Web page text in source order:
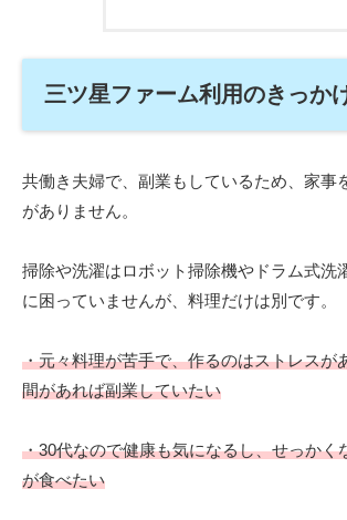
三ツ星ファーム利用のきっか
共働き夫婦で、副業もしているため、家事
がありません。
掃除や洗濯はロボット掃除機やドラム式洗
に困っていませんが、料理だけは別です。
・元々料理が苦手で、作るのはストレスが
間があれば副業していたい
・30代なので健康も気になるし、せっかく
が食べたい